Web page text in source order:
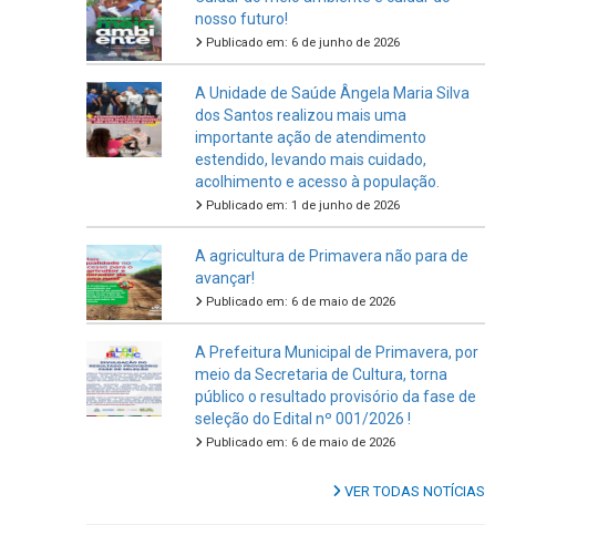
nosso futuro!
Publicado em: 6 de junho de 2026
A Unidade de Saúde Ângela Maria Silva
dos Santos realizou mais uma
importante ação de atendimento
estendido, levando mais cuidado,
acolhimento e acesso à população.
Publicado em: 1 de junho de 2026
A agricultura de Primavera não para de
avançar!
Publicado em: 6 de maio de 2026
A Prefeitura Municipal de Primavera, por
meio da Secretaria de Cultura, torna
público o resultado provisório da fase de
seleção do Edital nº 001/2026 !
Publicado em: 6 de maio de 2026
VER TODAS NOTÍCIAS